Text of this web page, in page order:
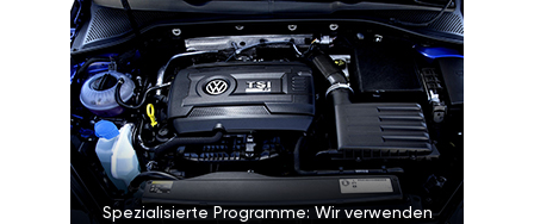
Spezialisierte Programme: Wir verwenden